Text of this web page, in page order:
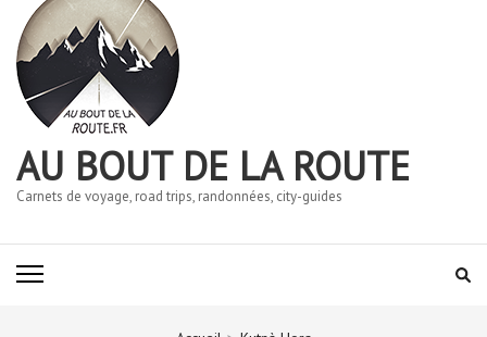
AU BOUT DE LA ROUTE
Carnets de voyage, road trips, randonnées, city-guides